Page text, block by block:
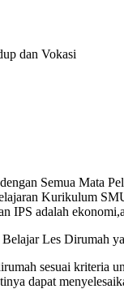
dan Vokasi
Semua Mata
Kurikulum
IPS adalah
Les Dirumah
sesuai kriteria
dapat